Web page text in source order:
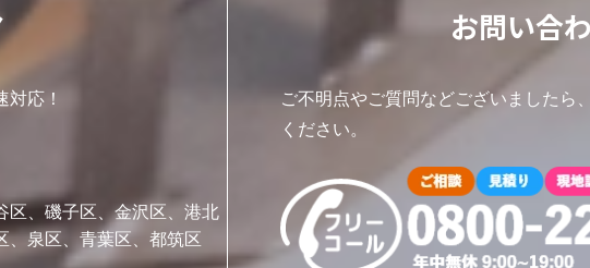
応！
区、磯子区、金沢区、港北
、泉区、青葉区、都筑区
お問い合
ご不明点やご質問などございましたら
ください。